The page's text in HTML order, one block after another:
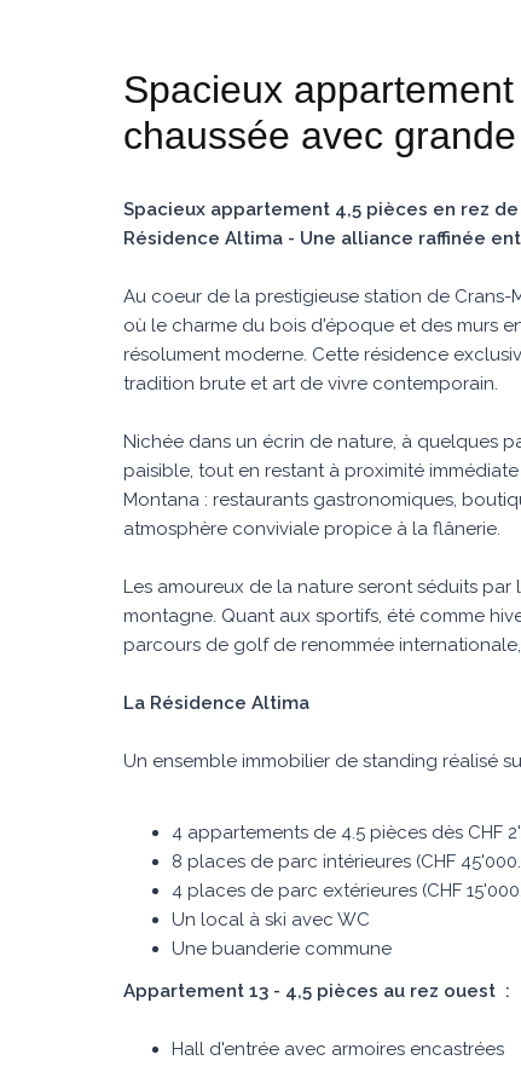
Spacieux
chaussée avec
Spacieux appartement 4,5 pièces en rez
Résidence Altima - Une alliance raffinée
Au coeur de la prestigieuse station de
où le charme du bois d'époque et des murs
résolument moderne. Cette résidence
tradition brute et art de vivre contemporain.
Nichée dans un écrin de nature, à quelques
paisible, tout en restant à proximité
Montana : restaurants gastronomiques,
atmosphère conviviale propice à la flânerie.
Les amoureux de la nature seront séduits
montagne. Quant aux sportifs, été comme
parcours de golf de renommée
La Résidence Altima
Un ensemble immobilier de standing réalisé
4 appartements de 4.5 pièces dès CHF
8 places de parc intérieures (CHF
4 places de parc extérieures (CHF
Un local à ski avec WC
Une buanderie commune
Appartement 13 - 4,5 pièces au rez ouest :
Hall d'entrée avec armoires encastrées